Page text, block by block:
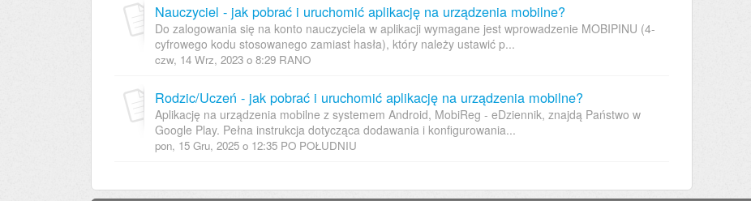
Nauczyciel - jak pobrać i uruchomić aplikację na urządzenia mobilne?
Do zalogowania się na konto nauczyciela w aplikacji wymagane jest wprowadzenie MOBIPINU (4-
cyfrowego kodu stosowanego zamiast hasła), który należy ustawić p...
czw, 14 Wrz, 2023 o 8:29 RANO
Rodzic/Uczeń - jak pobrać i uruchomić aplikację na urządzenia mobilne?
Aplikację na urządzenia mobilne z systemem Android, MobiReg - eDziennik, znajdą Państwo w
Google Play. Pełna instrukcja dotycząca dodawania i konfigurowania...
pon, 15 Gru, 2025 o 12:35 PO POŁUDNIU